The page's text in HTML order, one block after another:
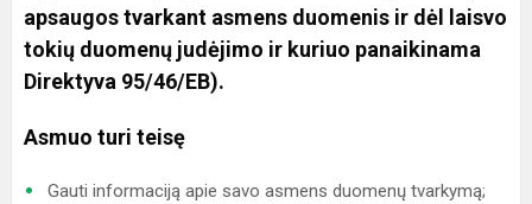
apsaugos tvarkant asmens duomenis ir dėl laisvo
tokių duomenų judėjimo ir kuriuo panaikinama
Direktyva 95/46/EB).
Asmuo turi teisę
Gauti informaciją apie savo asmens duomenų tvarkymą;